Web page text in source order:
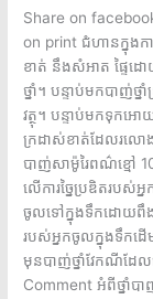
Share on
on print ជំហានក្នុងការ
ខាត់ នឹងសំអាត ផ្ទៃដ
ថ្នាំ។ បន្ទាប់មកបាញ់ថ្
វត្ថុ។ បន្ទាប់មកទុកអោ
ក្រដាស់ខាត់ដែលរលោ
បាញ់សាម៉ូរៃពណ៌ខ្មៅ
លើការច្នៃប្រឌិតរបស់
ចូលទៅក្នុងទឹកដោយពឹងផ្
របស់អ្នកចូលក្នុងទឹកដើ
មុនបាញ់ថ្នាំវែកណីដែលជ
Comment អំពីថ្នាំ